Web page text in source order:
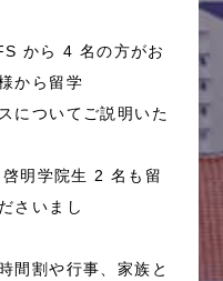
から 4 名の方がお
から留学
についてご説明いた
明学院生 2 名も留
さいまし
間割や行事、家族と